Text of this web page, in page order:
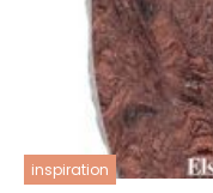
inspiration